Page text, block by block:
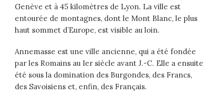
Genève et à 45 kilomètres de Lyon. La ville est
entourée de montagnes, dont le Mont Blanc, le plus
haut sommet d’Europe, est visible au loin.
Annemasse est une ville ancienne, qui a été fondée
par les Romains au Ier siècle avant J.-C. Elle a ensuite
été sous la domination des Burgondes, des Francs,
des Savoisiens et, enfin, des Français.